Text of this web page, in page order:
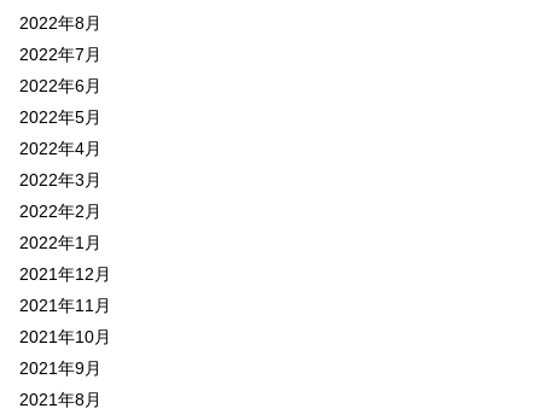
2022年8月
2022年7月
2022年6月
2022年5月
2022年4月
2022年3月
2022年2月
2022年1月
2021年12月
2021年11月
2021年10月
2021年9月
2021年8月